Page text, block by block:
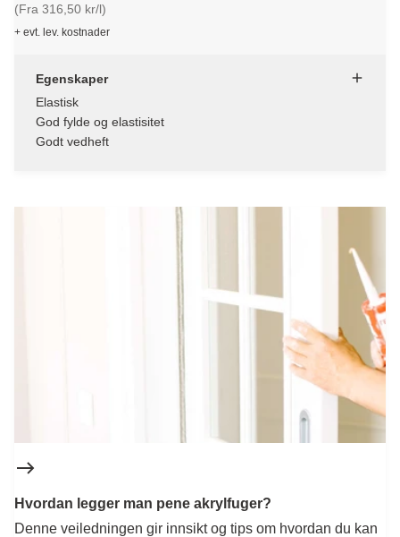
(Fra 316,50 kr/l)
+ evt. lev. kostnader
Egenskaper
Elastisk
God fylde og elastisitet
Godt vedheft
Hvordan legger man pene akrylfuger?
Denne veiledningen gir innsikt og tips om hvordan du kan